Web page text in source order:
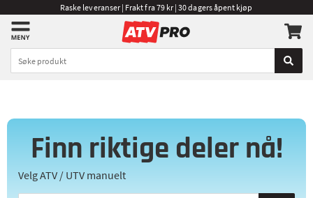
Raske leveranser | Frakt fra 79 kr | 30 dagers åpent kjøp
Finn riktige deler nå!
Velg ATV / UTV manuelt